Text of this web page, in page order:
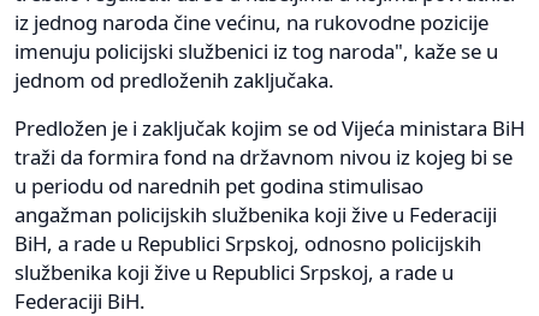
iz jednog naroda čine većinu, na rukovodne pozicije
imenuju policijski službenici iz tog naroda", kaže se u
jednom od predloženih zaključaka.
Predložen je i zaključak kojim se od Vijeća ministara BiH
traži da formira fond na državnom nivou iz kojeg bi se
u periodu od narednih pet godina stimulisao
angažman policijskih službenika koji žive u Federaciji
BiH, a rade u Republici Srpskoj, odnosno policijskih
službenika koji žive u Republici Srpskoj, a rade u
Federaciji BiH.